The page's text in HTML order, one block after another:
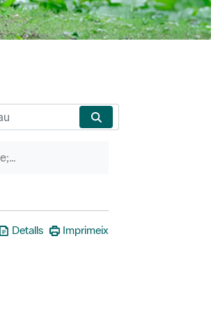
P&agrave;gines &ograve;rfenes
Detalls
Imprimeix